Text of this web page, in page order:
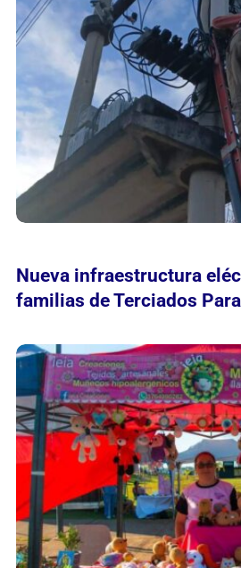
Nueva infraestructura
familias de Terciados